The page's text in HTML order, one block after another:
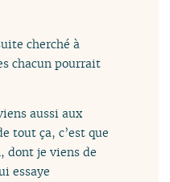
cherché à
chacun pourrait
aussi aux
tout ça, c’est que
dont je viens de
essaye